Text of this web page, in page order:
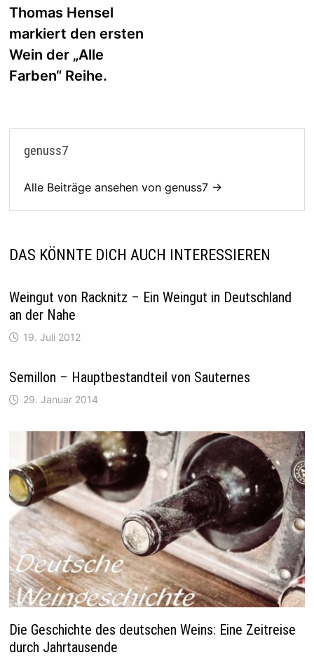
Thomas Hensel
markiert den ersten
Wein der „Alle
Farben“ Reihe.
genuss7
Alle Beiträge ansehen von genuss7 →
DAS KÖNNTE DICH AUCH INTERESSIEREN
Weingut von Racknitz – Ein Weingut in Deutschland
an der Nahe
19. Juli 2012
Semillon – Hauptbestandteil von Sauternes
29. Januar 2014
Die Geschichte des deutschen Weins: Eine Zeitreise
durch Jahrtausende